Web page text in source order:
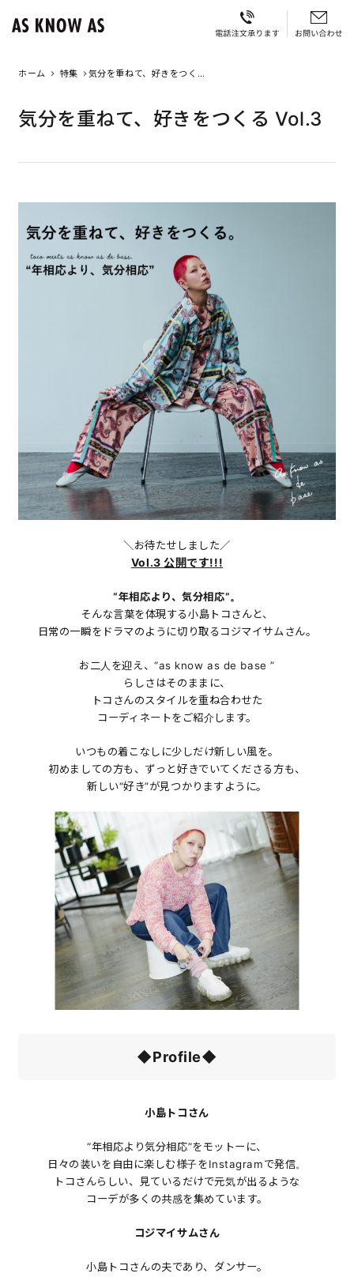
ホーム 特集
気分を重ねて、好きをつく
気分を重ねて、好きをつくる Vol.3
＼お待たせしました／
Vol.3 公開です!!!
“年相応より、気分相応”。
そんな言葉を体現する小島トコさんと、
日常の一瞬をドラマのように切り取るコジマイサムさん。
お二人を迎え、“as know as de base ”
らしさはそのままに、
トコさんのスタイルを重ね合わせた
コーディネートをご紹介します。
いつもの着こなしに少しだけ新しい風を。
初めましての方も、ずっと好きでいてくださる方も、
新しい“好き”が見つかりますように。
◆Profile◆
小島トコさん
“年相応より気分相応”をモットーに、
日々の装いを自由に楽しむ様子をInstagramで発信。
トコさんらしい、見ているだけで元気が出るような
コーデが多くの共感を集めています。
コジマイサムさん
小島トコさんの夫であり、ダンサー。